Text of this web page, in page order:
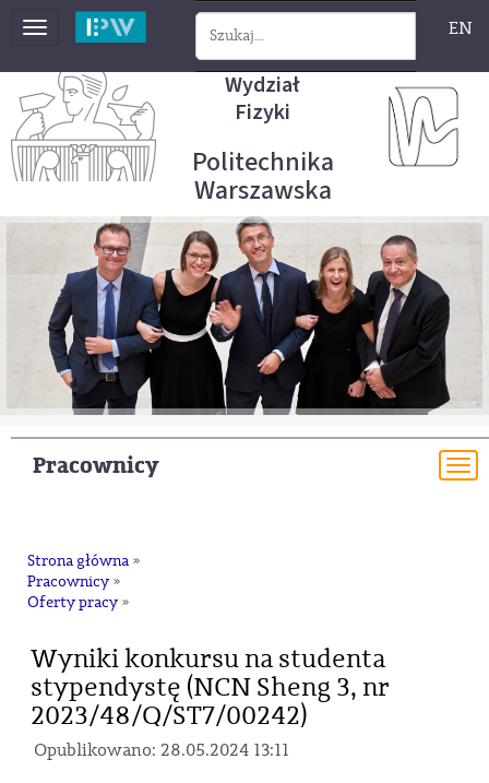
Toggle
EN
Wydział
Fizyki
Politechnika
Warszawska
Pracownicy
Strona główna »
Pracownicy »
Oferty pracy »
Wyniki konkursu na studenta
stypendystę (NCN Sheng 3, nr
2023/48/Q/ST7/00242)
Opublikowano: 28.05.2024 13:11